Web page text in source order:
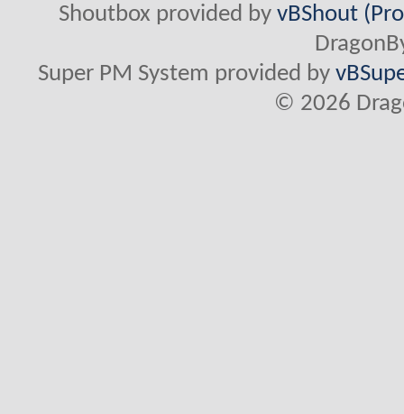
Shoutbox provided byvBShout
Super PM System provided by
© 2026